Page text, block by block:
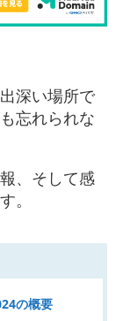
深い場所で
忘れられな
、そして感
。
の概要